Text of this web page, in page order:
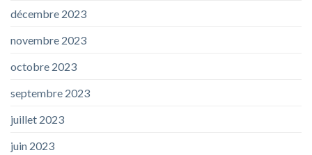
décembre 2023
novembre 2023
octobre 2023
septembre 2023
juillet 2023
juin 2023